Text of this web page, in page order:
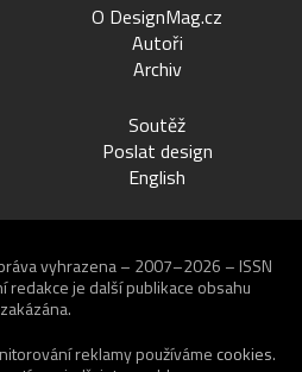
O DesignMag.cz
Autoři
Archiv
Soutěž
Poslat design
English
vyhrazena – 2007–2026 – ISSN
redakce je další publikace obsahu
zakázána.
reklamy používáme cookies.